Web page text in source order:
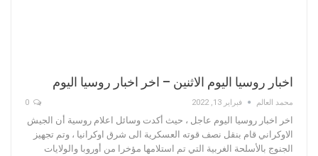
اخبار روسيا اليوم الاثنين – اخر اخبار روسيا اليوم
محمد العالم فبراير 13, 2022
اخر اخبار روسيا اليوم عاجل ، حيث أكدت وسائل اعلام روسية أن الجيش
الاوكراني قام بنقل نصف قوته العسكرية الى شرق اوكرانيا ، وتم تجهيز
الجنوج بالأسلحة الغربية التي تم استلامها مؤخرا من أوروبا والولايات